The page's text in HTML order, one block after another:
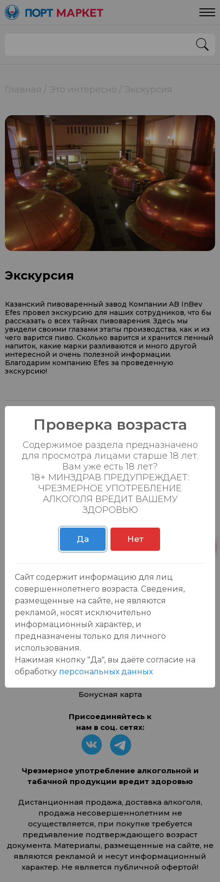
Главная Это интересно Экскурсия
Экскурсия
Казанский пивоваренный завод Компании AB InBev
Efes провел экскурсию для наших сотрудников, что бы
рассказать о всех тайнах пивоварения. Здесь мы
увидели своими глазами этапы производства, как и из
чего варится пиво. Сколько варится и хранится пенный
напиток, какие марки разливаются и много другой
интересной и очень полезной информации.
Благодарим компанию Efes за проведенную
экскурсию!
Азия
Безалкогольные напитки
Товары для дома, игрушки
Крепкие напитки
Вина
Пиво, сидр
Подарочные карты
Адреса магазинов
Вакансии
Новости
Бонусная карта
Контакты
Личный кабинет
Войти
Бонусная карта
Присоединяйтесь к
нам в соц. сетях:
Чрезмерное употребление алкогольной и
табачной продукции вредит здоровью
Дистанционная продажа, доставка алкоголя,
продажа несовершеннолетним не
осуществляется, при покупке требуется
предъявление подтверждающего возраст
документа. Материалы, размещенные на сайте, не
являются рекламой и несут информационный
характер. Не является публичной офертой!
Проверка возраста
Содержимое раздела предназначено
для просмотра лицами старше 18 лет.
Вам уже есть 18 лет?
18+ МИНЗДРАВ ПРЕДУПРЕЖДАЕТ:
ЧРЕЗМЕРНОЕ УПОТРЕБЛЕНИЕ
АЛКОГОЛЯ ВРЕДИТ ВАШЕМУ
ЗДОРОВЬЮ
Да Нет
Сайт содержит информацию для лиц
совершеннолетнего возраста. Сведения,
размещенные на сайте, не являются
рекламой, носят исключительно
информационный характер, и
предназначены только для личного
использования.
Нажимая кнопку "Да", вы даёте cогласие на
обработку персональных данных